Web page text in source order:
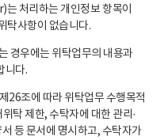
처리하는 개인정보 항목이
탁사항이 없습니다.
경우에는 위탁업무의 내용과
니다.
26조에 따라 위탁업무 수행목적
탁 제한, 수탁자에 대한 관리·
등 문서에 명시하고, 수탁자가